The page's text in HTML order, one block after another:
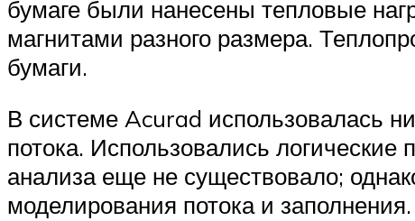
бумаге были нанесены тепловые
магнитами разного размера.
бумаги.
В системе Acurad использовалась
потока. Использовались
анализа еще не существовало;
моделирования потока и заполнения.